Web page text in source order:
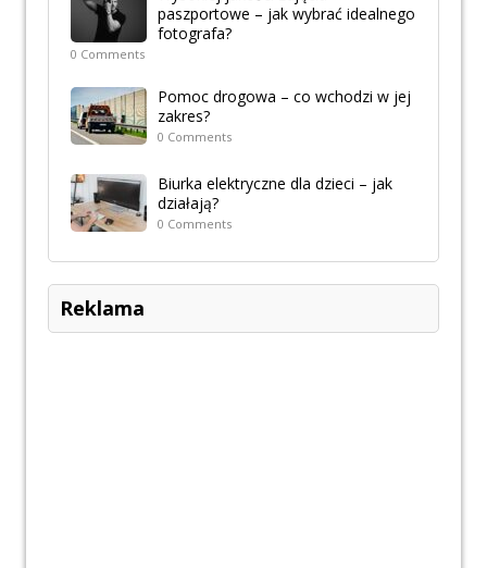
paszportowe – jak wybrać idealnego
fotografa?
0 Comments
Pomoc drogowa – co wchodzi w jej
zakres?
0 Comments
Biurka elektryczne dla dzieci – jak
działają?
0 Comments
Reklama